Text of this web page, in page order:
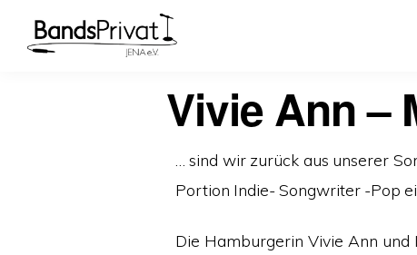
Vivie Ann –
… sind wir zurück aus unserer
Portion Indie- Songwriter -Pop
Die Hamburgerin Vivie Ann